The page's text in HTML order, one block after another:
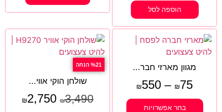
הוספה לסל
מגוון מארזי חבר...
₪75
–
₪550
בחר אפשרויות
%21 הנחה
שולחן הוקי אווי...
₪3,490
₪2,750